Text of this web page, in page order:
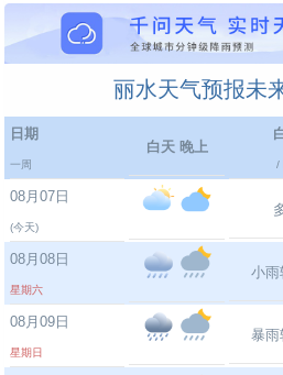
丽水天气预报未
日期
一周
白天 晚上
/
08月07日
(今天)
08月08日
星期六
小雨
08月09日
星期日
暴雨